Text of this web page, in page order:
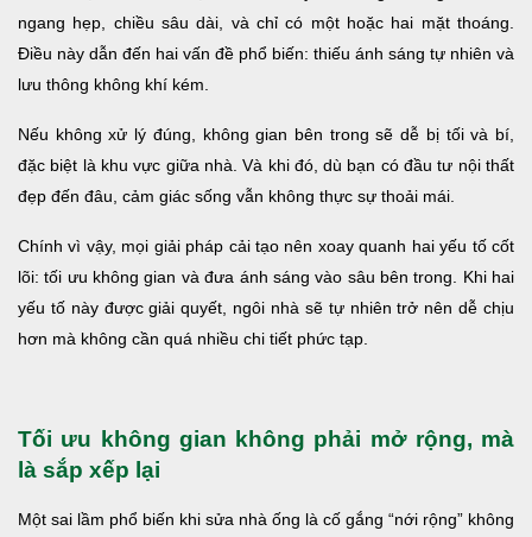
ngang hẹp, chiều sâu dài, và chỉ có một hoặc hai mặt thoáng.
Điều này dẫn đến hai vấn đề phổ biến: thiếu ánh sáng tự nhiên và
lưu thông không khí kém.
Nếu không xử lý đúng, không gian bên trong sẽ dễ bị tối và bí,
đặc biệt là khu vực giữa nhà. Và khi đó, dù bạn có đầu tư nội thất
đẹp đến đâu, cảm giác sống vẫn không thực sự thoải mái.
Chính vì vậy, mọi giải pháp cải tạo nên xoay quanh hai yếu tố cốt
lõi: tối ưu không gian và đưa ánh sáng vào sâu bên trong. Khi hai
yếu tố này được giải quyết, ngôi nhà sẽ tự nhiên trở nên dễ chịu
hơn mà không cần quá nhiều chi tiết phức tạp.
Tối ưu không gian không phải mở rộng, mà
là sắp xếp lại
Một sai lầm phổ biến khi sửa nhà ống là cố gắng “nới rộng” không